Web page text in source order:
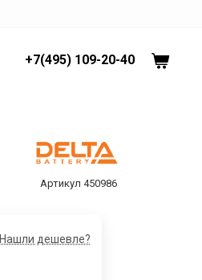
+7(495) 109-20-40
450986
Нашли дешевле?